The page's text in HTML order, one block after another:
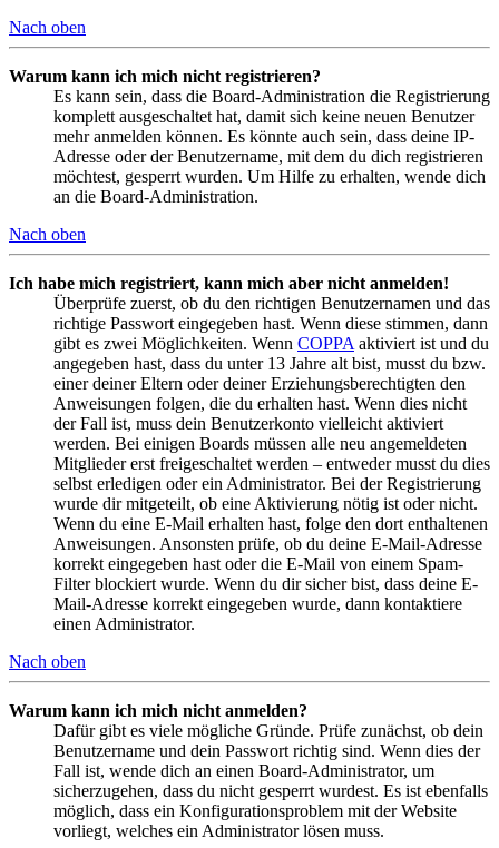
Nach oben
Warum kann ich mich nicht registrieren?
Es kann sein, dass die Board-Administration die Registrierung
komplett ausgeschaltet hat, damit sich keine neuen Benutzer
mehr anmelden können. Es könnte auch sein, dass deine IP-
Adresse oder der Benutzername, mit dem du dich registrieren
möchtest, gesperrt wurden. Um Hilfe zu erhalten, wende dich
an die Board-Administration.
Nach oben
Ich habe mich registriert, kann mich aber nicht anmelden!
Überprüfe zuerst, ob du den richtigen Benutzernamen und das
richtige Passwort eingegeben hast. Wenn diese stimmen, dann
gibt es zwei Möglichkeiten. Wenn COPPA aktiviert ist und du
angegeben hast, dass du unter 13 Jahre alt bist, musst du bzw.
einer deiner Eltern oder deiner Erziehungsberechtigten den
Anweisungen folgen, die du erhalten hast. Wenn dies nicht
der Fall ist, muss dein Benutzerkonto vielleicht aktiviert
werden. Bei einigen Boards müssen alle neu angemeldeten
Mitglieder erst freigeschaltet werden – entweder musst du dies
selbst erledigen oder ein Administrator. Bei der Registrierung
wurde dir mitgeteilt, ob eine Aktivierung nötig ist oder nicht.
Wenn du eine E-Mail erhalten hast, folge den dort enthaltenen
Anweisungen. Ansonsten prüfe, ob du deine E-Mail-Adresse
korrekt eingegeben hast oder die E-Mail von einem Spam-
Filter blockiert wurde. Wenn du dir sicher bist, dass deine E-
Mail-Adresse korrekt eingegeben wurde, dann kontaktiere
einen Administrator.
Nach oben
Warum kann ich mich nicht anmelden?
Dafür gibt es viele mögliche Gründe. Prüfe zunächst, ob dein
Benutzername und dein Passwort richtig sind. Wenn dies der
Fall ist, wende dich an einen Board-Administrator, um
sicherzugehen, dass du nicht gesperrt wurdest. Es ist ebenfalls
möglich, dass ein Konfigurationsproblem mit der Website
vorliegt, welches ein Administrator lösen muss.